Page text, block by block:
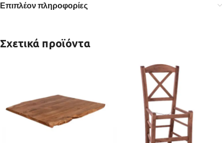
Επιπλέον πληροφορίες
Σχετικά προϊόντα